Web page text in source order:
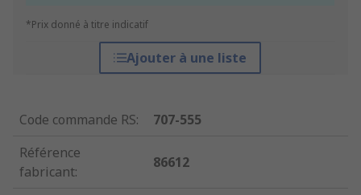
*Prix donné à titre indicatif
Ajouter à une liste
Code commande RS:
707-555
Référence
fabricant:
86612